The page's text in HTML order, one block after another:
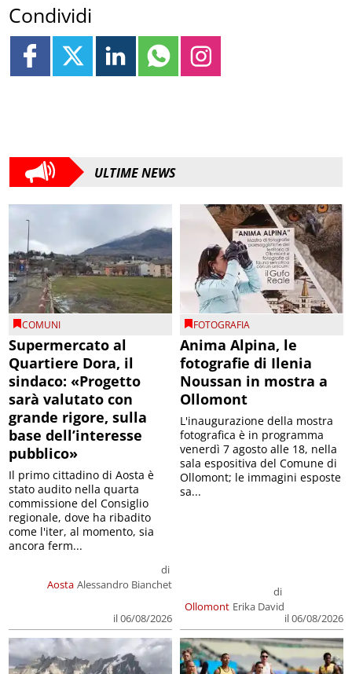
Condividi
ULTIME NEWS
COMUNI
Supermercato al
Quartiere Dora, il
sindaco: «Progetto
sarà valutato con
grande rigore, sulla
base dell’interesse
pubblico»
Aosta
di
Alessandro Bianchet
il 06/08/2026
Il primo cittadino di Aosta è
stato audito nella quarta
commissione del Consiglio
regionale, dove ha ribadito
come l'iter, al momento, sia
ancora ferm...
FOTOGRAFIA
Anima Alpina, le
fotografie di Ilenia
Noussan in mostra a
Ollomont
Ollomont
di
Erika David
il 06/08/2026
L'inaugurazione della mostra
fotografica è in programma
venerdì 7 agosto alle 18, nella
sala espositiva del Comune di
Ollomont; le immagini esposte
sa...